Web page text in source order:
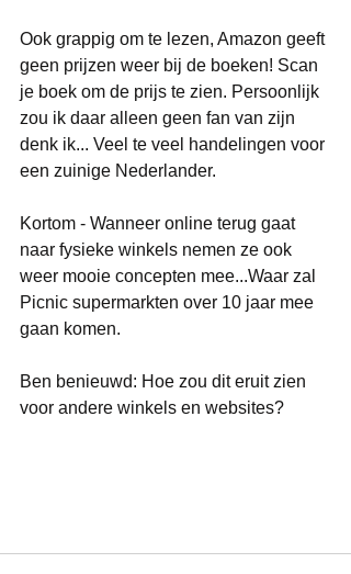
Ook grappig om te lezen, Amazon geeft
geen prijzen weer bij de boeken! Scan
je boek om de prijs te zien. Persoonlijk
zou ik daar alleen geen fan van zijn
denk ik... Veel te veel handelingen voor
een zuinige Nederlander.
Kortom - Wanneer online terug gaat
naar fysieke winkels nemen ze ook
weer mooie concepten mee...Waar zal
Picnic supermarkten over 10 jaar mee
gaan komen.
Ben benieuwd: Hoe zou dit eruit zien
voor andere winkels en websites?